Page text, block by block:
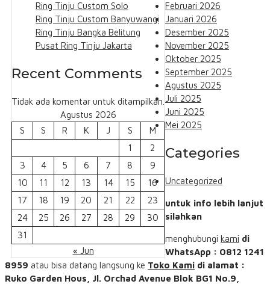
Ring Tinju Custom Solo
Ring Tinju Custom Banyuwangi
Ring Tinju Bangka Belitung
Pusat Ring Tinju Jakarta
Recent Comments
Tidak ada komentar untuk ditampilkan.
Agustus 2026
S
S R K J S
M
1
2
3
4 5 6 7 8
9
10
11 12 13 14 15
16
17
18 19 20 21 22
23
24
25 26 27 28 29
30
31
« Jun
Februari 2026
Januari 2026
Desember 2025
November 2025
Oktober 2025
September 2025
Agustus 2025
Juli 2025
Juni 2025
Mei 2025
Categories
Uncategorized
untuk info lebih lanjut
silahkan
menghubungi kami di
WhatsApp : 0812 1241
8959 atau bisa datang langsung ke Toko Kami di alamat :
Ruko Garden Hous, Jl. Orchad Avenue Blok BG1 No.9,